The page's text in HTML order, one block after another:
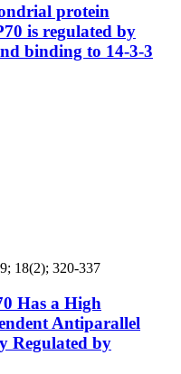
protein
is regulated by
binding to 14-3-3
18(2); 320-337
Has a High
Antiparallel
Regulated by